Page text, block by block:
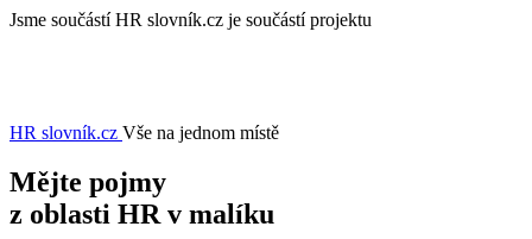
Jsme součástí HR slovník.cz je součástí projektu
HR slovník.cz Vše na jednom místě
Mějte pojmy
z oblasti HRv malíku